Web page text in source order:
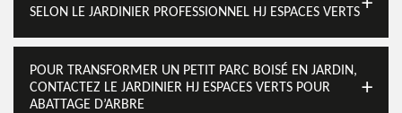
SELON LE JARDINIER PROFESSIONNEL HJ ESPACES VERTS
POUR TRANSFORMER UN PETIT PARC BOISÉ EN JARDIN,
CONTACTEZ LE JARDINIER HJ ESPACES VERTS POUR
ABATTAGE D’ARBRE